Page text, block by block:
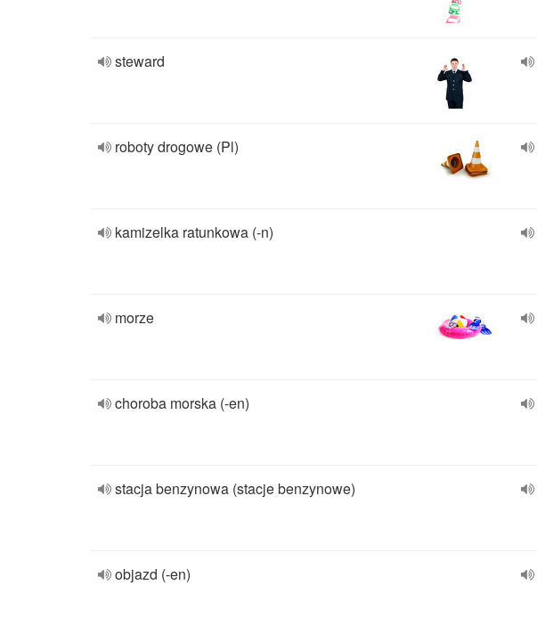
steward
roboty drogowe (Pl)
kamizelka ratunkowa (-n)
morze
choroba morska (-en)
stacja benzynowa (stacje benzynowe)
objazd (-en)